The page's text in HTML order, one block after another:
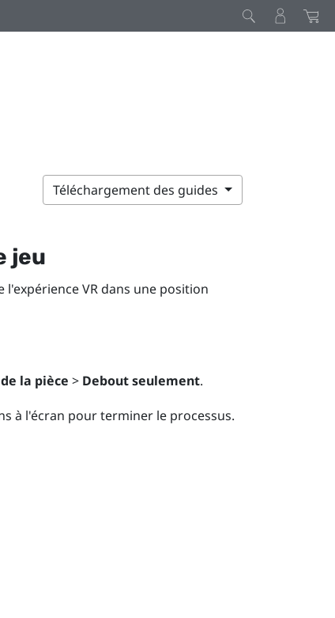
Téléchargement des guides
jeu
VR dans une position
la pièce > Debout seulement.
à l'écran pour terminer le processus.